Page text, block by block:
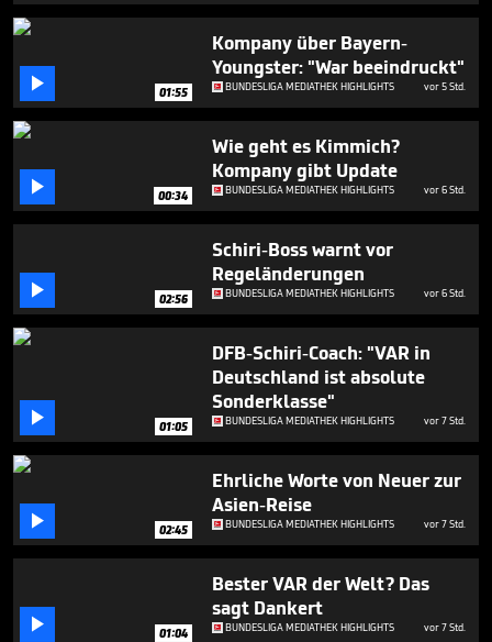
seconds
 01:55
Kompany über Bayern-
Youngster: "War beeindruckt"
BUNDESLIGA MEDIATHEK HIGHLIGHTS vor 5 Std.
 00:34
Wie geht es Kimmich?
Kompany gibt Update
BUNDESLIGA MEDIATHEK HIGHLIGHTS vor 6 Std.
 02:56
Schiri-Boss warnt vor
Regeländerungen
BUNDESLIGA MEDIATHEK HIGHLIGHTS vor 6 Std.
 01:05
DFB-Schiri-Coach: "VAR in
Deutschland ist absolute
Sonderklasse"
BUNDESLIGA MEDIATHEK HIGHLIGHTS vor 7 Std.
 02:45
Ehrliche Worte von Neuer zur
Asien-Reise
BUNDESLIGA MEDIATHEK HIGHLIGHTS vor 7 Std.
 01:04
Bester VAR der Welt? Das
sagt Dankert
BUNDESLIGA MEDIATHEK HIGHLIGHTS vor 7 Std.